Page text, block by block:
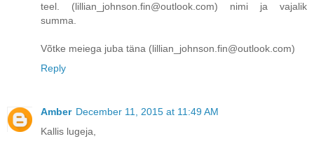
teel. (lillian_johnson.fin@outlook.com) nimi ja vajalik
summa.
Võtke meiega juba täna (lillian_johnson.fin@outlook.com)
Reply
Amber December 11, 2015 at 11:49 AM
Kallis lugeja,